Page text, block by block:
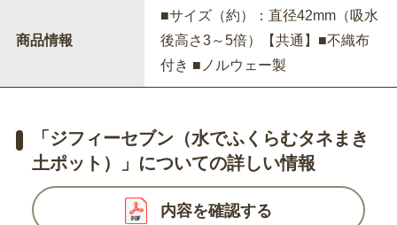
商品情報
■サイズ（約）：直径42mm（吸水
後高さ3～5倍）【共通】■不織布
付き ■ノルウェー製
「ジフィーセブン（水でふくらむタネまき
土ポット）」についての詳しい情報
内容を確認する